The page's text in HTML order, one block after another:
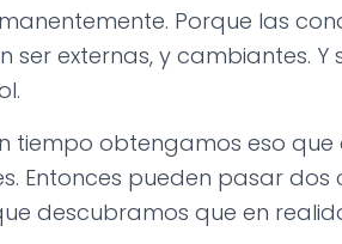
Porque las
externas, y cambiantes. Y
tiempo obtengamos eso
Entonces pueden pasar dos
descubramos que en